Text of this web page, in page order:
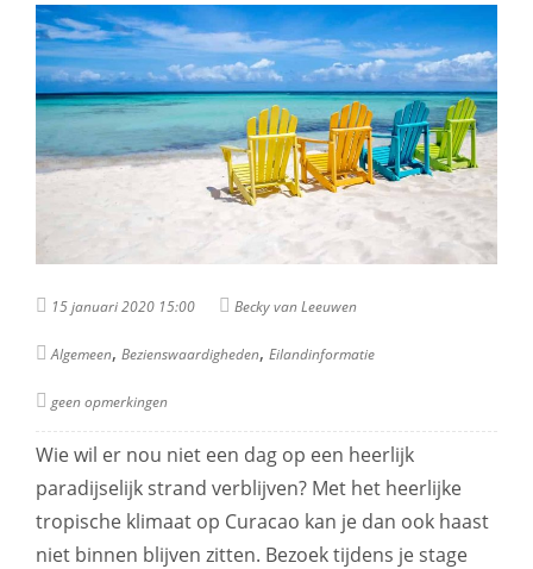
15 januari 2020 15:00 Becky van Leeuwen
Algemeen, Bezienswaardigheden, Eilandinformatie
geen opmerkingen
Wie wil er nou niet een dag op een heerlijk
paradijselijk strand verblijven? Met het heerlijke
tropische klimaat op Curacao kan je dan ook haast
niet binnen blijven zitten. Bezoek tijdens je stage